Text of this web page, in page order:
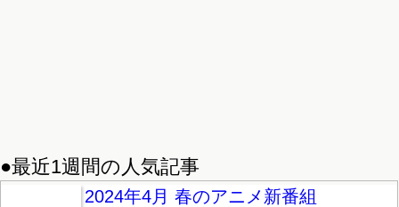
●最近1週間の人気記事
2024年4月 春のアニメ新番組